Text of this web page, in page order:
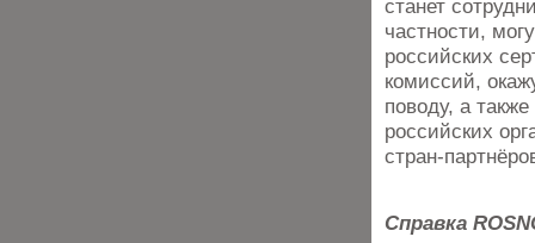
станет
частности,
российских
комиссий,
поводу, а
российских
стран-
Справка